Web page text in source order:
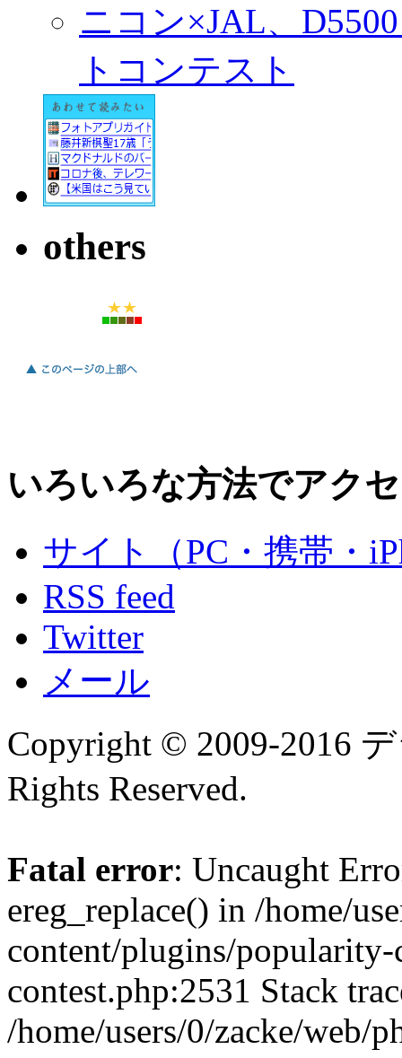
ニコン×JAL、
トコンテスト
others
いろいろな方法でアク
サイト（PC・携帯・
RSS feed
Twitter
メール
Copyright © 2009-2016
Rights Reserved.
Fatal error: Uncaught
ereg_replace() in /home/
content/plugins/
contest.php:2531 Stack
/home/users/0/zacke/web/